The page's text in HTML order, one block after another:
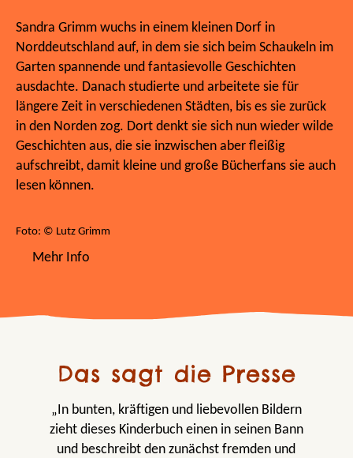
Sandra Grimm wuchs in einem kleinen Dorf in
Norddeutschland auf, in dem sie sich beim Schaukeln im
Garten spannende und fantasievolle Geschichten
ausdachte. Danach studierte und arbeitete sie für
längere Zeit in verschiedenen Städten, bis es sie zurück
in den Norden zog. Dort denkt sie sich nun wieder wilde
Geschichten aus, die sie inzwischen aber fleißig
aufschreibt, damit kleine und große Bücherfans sie auch
lesen können.
Foto: © Lutz Grimm
Mehr Info
Das sagt die Presse
„In bunten, kräftigen und liebevollen Bildern
zieht dieses Kinderbuch einen in seinen Bann
und beschreibt den zunächst fremden und